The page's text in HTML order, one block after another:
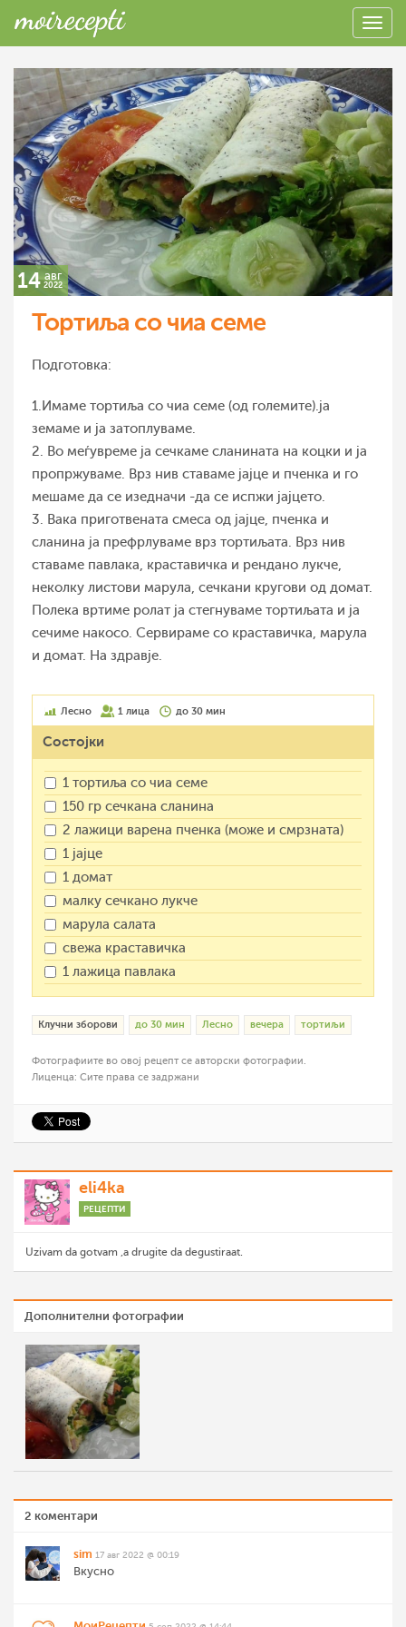
14 авг
2022
Тортиља со чиа семе
Подготовка:
1.Имаме тортиља со чиа семе (од големите).ја
земаме и ја затоплуваме.
2. Во меѓувреме ја сечкаме сланината на коцки и ја
пропржуваме. Врз нив ставаме јајце и пченка и го
мешаме да се изедначи -да се испжи јајцето.
3. Вака приготвената смеса од јајце, пченка и
сланина ја префрлуваме врз тортиљата. Врз нив
ставаме павлака, краставичка и рендано лукче,
неколку листови марула, сечкани кругови од домат.
Полека вртиме ролат ја стегнуваме тортиљата и ја
сечиме накосо. Сервираме со краставичка, марула
и домат. На здравје.
Лесно 1 лица до 30 мин
Состојки
1 тортиља со чиа семе
150 гр сечкана сланина
2 лажици варена пченка (може и смрзната)
1 јајце
1 домат
малку сечкано лукче
марула салата
свежа краставичка
1 лажица павлака
Клучни зборови до 30 мин Лесно вечера тортиљи
Фотографиите во овој рецепт се авторски фотографии.
Лиценца: Сите права се задржани
eli4ka
РЕЦЕПТИ
Uzivam da gotvam ,a drugite da degustiraat.
Дополнителни фотографии
2 коментари
sim 17 авг 2022 @ 00:19
Вкусно